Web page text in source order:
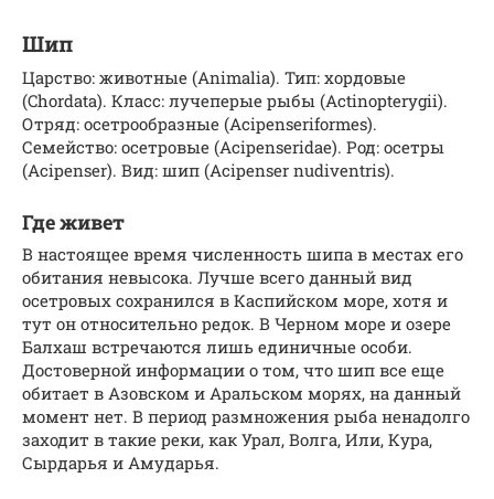
Шип
Царство: животные (Animalia). Тип: хордовые
(Chordata). Класс: лучеперые рыбы (Actinopterygii).
Отряд: осетрообразные (Acipenseriformes).
Семейство: осетровые (Acipenseridae). Род: осетры
(Acipenser). Вид: шип (Acipenser nudiventris).
Где живет
В настоящее время численность шипа в местах его
обитания невысока. Лучше всего данный вид
осетровых сохранился в Каспийском море, хотя и
тут он относительно редок. В Черном море и озере
Балхаш встречаются лишь единичные особи.
Достоверной информации о том, что шип все еще
обитает в Азовском и Аральском морях, на данный
момент нет. В период размножения рыба ненадолго
заходит в такие реки, как Урал, Волга, Или, Кура,
Сырдарья и Амударья.